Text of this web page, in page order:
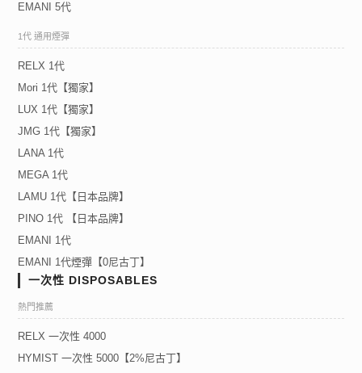
EMANI 5代
1代 通用煙彈
RELX 1代
Mori 1代【獨家】
LUX 1代【獨家】
JMG 1代【獨家】
LANA 1代
MEGA 1代
LAMU 1代【日本品牌】
PINO 1代 【日本品牌】
EMANI 1代
EMANI 1代煙彈【0尼古丁】
一次性 DISPOSABLES
熱門推薦
RELX 一次性 4000
HYMIST 一次性 5000【2%尼古丁】